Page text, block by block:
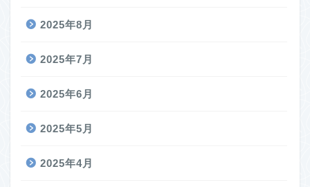
2025年8月
2025年7月
2025年6月
2025年5月
2025年4月